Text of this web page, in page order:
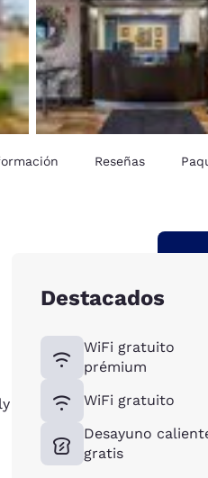
English
Reseñas
Destacados
WiFi gratuito
prémium
WiFi gratuito
Desayuno
gratis